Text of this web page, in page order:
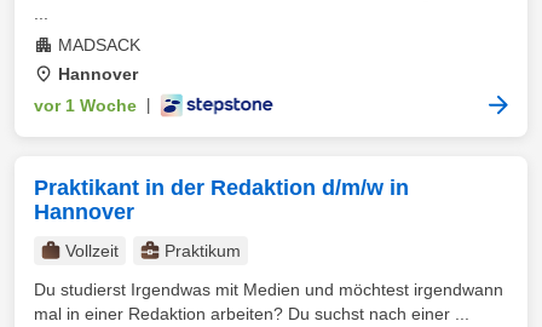
MADSACK
Hannover
vor 1 Woche
Praktikant in der Redaktion d/m/w in
Hannover
Vollzeit
Praktikum
Du studierst Irgendwas mit Medien und möchtest irgendwann
mal in einer Redaktion arbeiten? Du suchst nach einer ...